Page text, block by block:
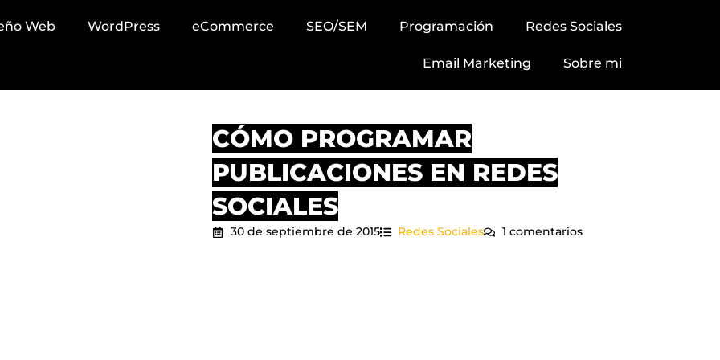
Web WordPress eCommerce SEO/SEM Programación Redes Sociales
Email Marketing Sobre mi
CÓMO PROGRAMAR
PUBLICACIONES EN REDES
SOCIALES
30 de septiembre de 2015 Redes Sociales 1 comentarios